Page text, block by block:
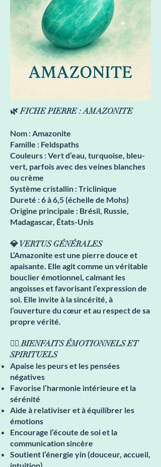
🌿 FICHE PIERRE : AMAZONITE
Nom : Amazonite
Famille : Feldspaths
Couleurs : Vert d’eau, turquoise, bleu-
vert, parfois avec des veines blanches
ou crème
Système cristallin : Triclinique
Dureté : 6 à 6,5 (échelle de Mohs)
Origine principale : Brésil, Russie,
Madagascar, États-Unis
💎 VERTUS GÉNÉRALES
L’Amazonite est une pierre douce et
apaisante. Elle agit comme un véritable
bouclier émotionnel, calmant les
angoisses et favorisant l’expression de
soi. Elle invite à la sincérité, à
l’ouverture du cœur et au respect de sa
propre vérité.
🧘‍♀️ BIENFAITS ÉMOTIONNELS ET
SPIRITUELS
Apaise les peurs et les pensées
négatives
Favorise l’harmonie intérieure et la
sérénité
Aide à relativiser et à équilibrer les
émotions
Encourage l’écoute de soi et la
communication sincère
Soutient l’énergie yin (douceur, accueil,